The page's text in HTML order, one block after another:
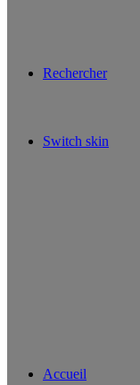
Rechercher
Switch skin
Accueil